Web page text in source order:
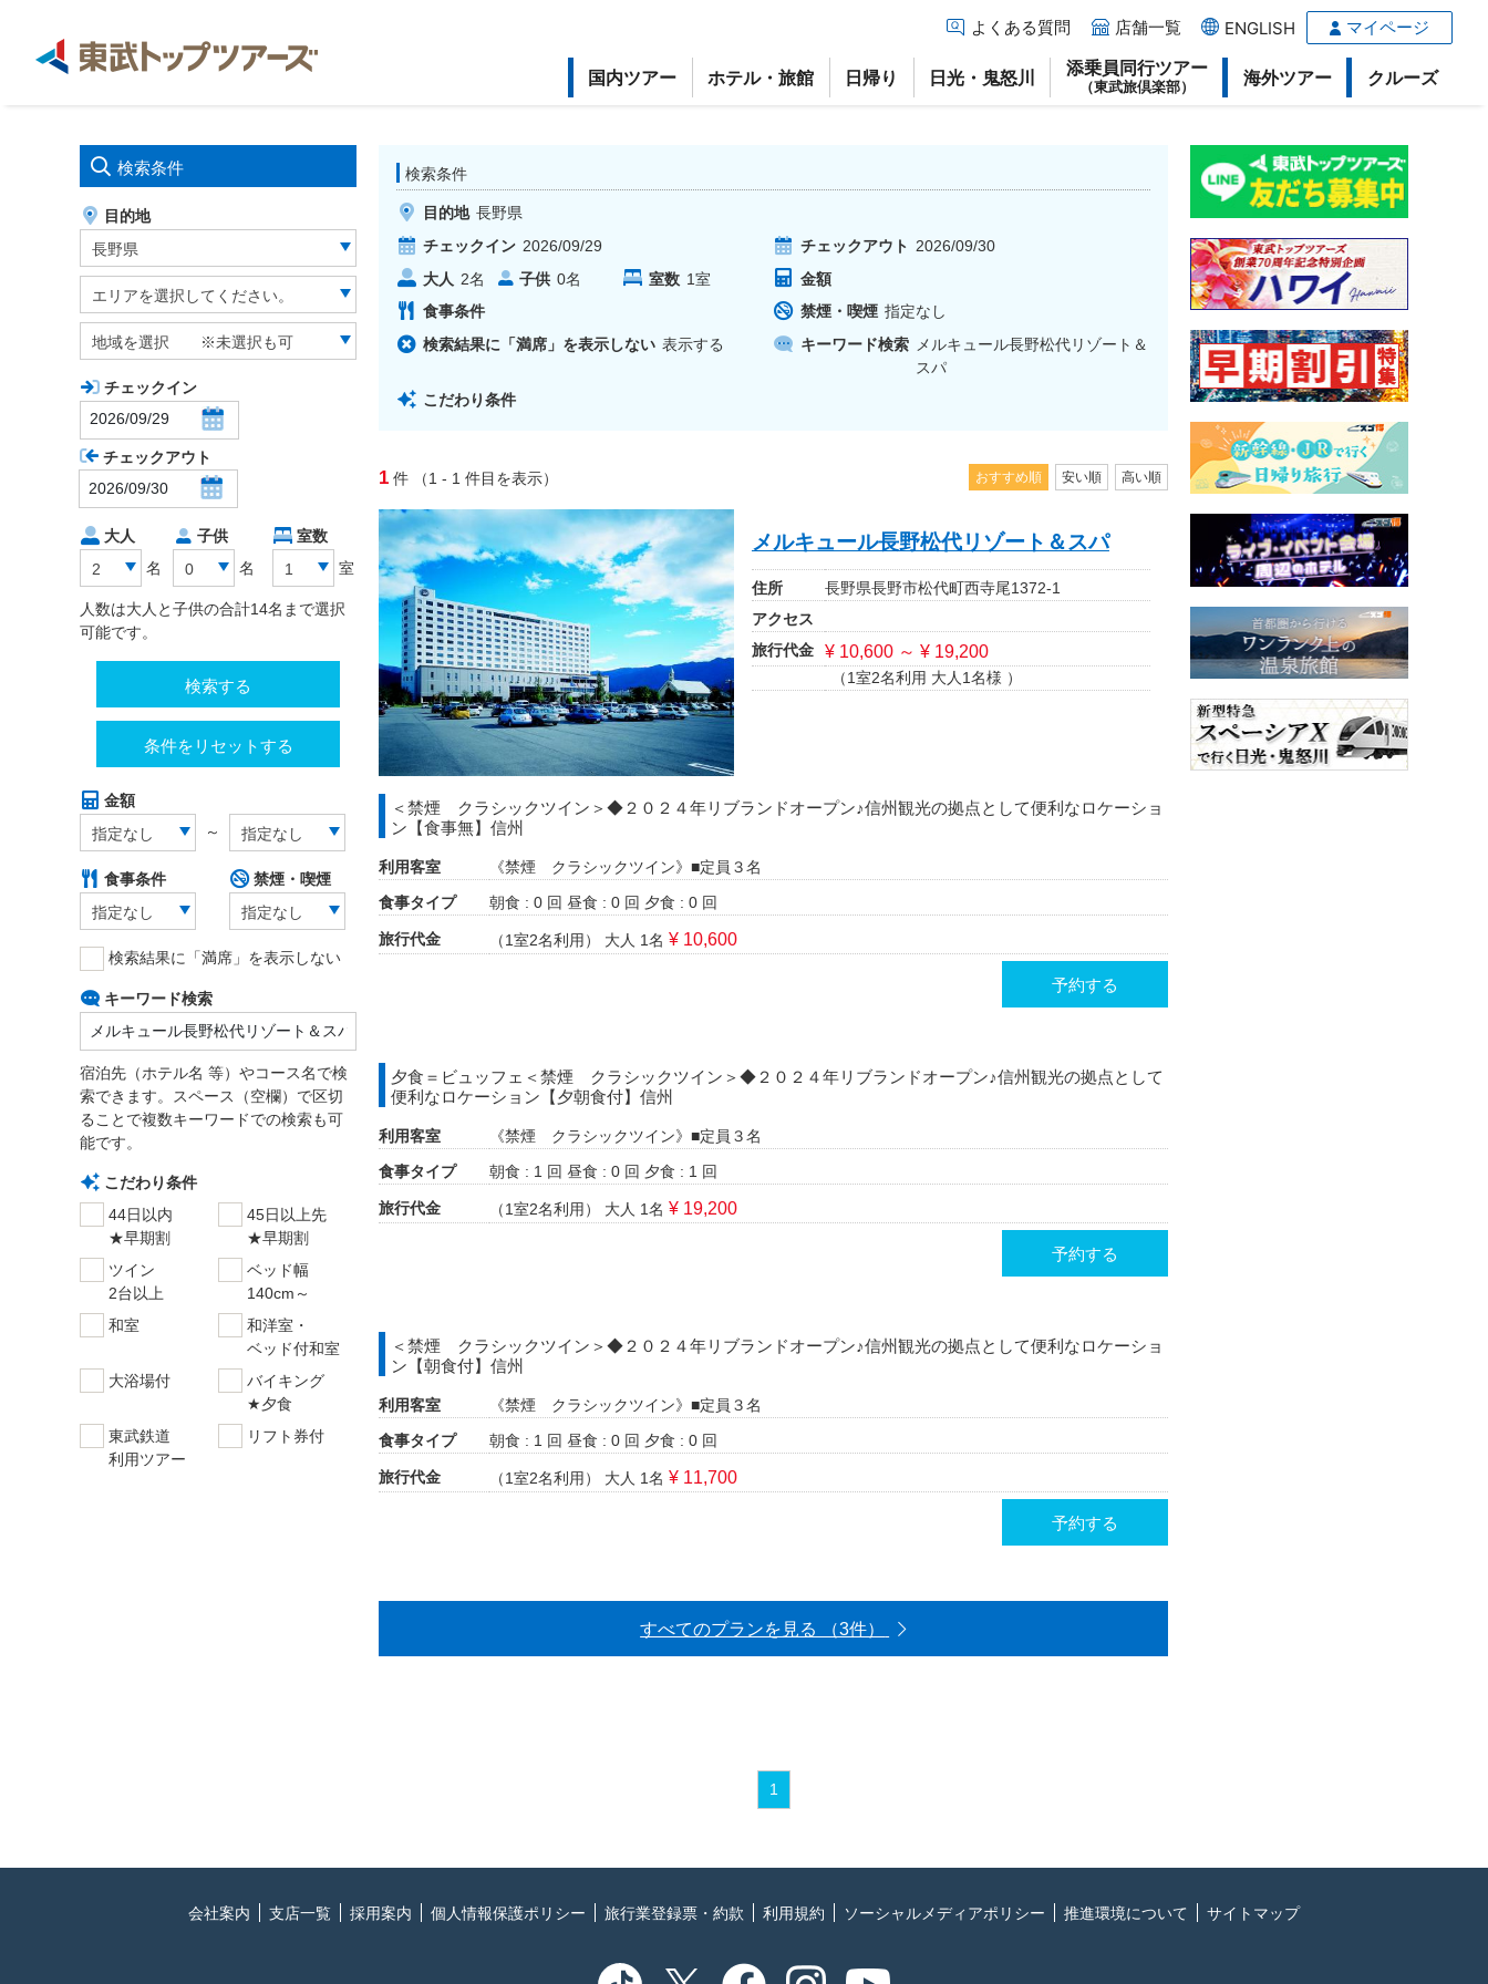
よくある質問 店舗一覧 ENGLISH マイページ
国内ツアー ホテル・旅館 日帰り 日光・鬼怒川 添乗員同行ツアー
（東武旅倶楽部） 海外ツアー クルーズ
検索条件
目的地
長野県
エリアを選択してください。
地域を選択 ※未選択も可
チェックイン
チェックアウト
大人
2
名
子供
0
名
室数
1
室
人数は大人と子供の合計14名まで選択
可能です。
検索する
条件をリセットする
金額
指定なし
～ 指定なし
食事条件
指定なし
禁煙・喫煙
指定なし
検索結果に「満席」を表示しない
キーワード検索
宿泊先（ホテル名 等）やコース名で検
索できます。スペース（空欄）で区切
ることで複数キーワードでの検索も可
能です。
こだわり条件
44日以内
★早期割
45日以上先
★早期割
ツイン
2台以上
ベッド幅
140cm～
和室
和洋室・
ベッド付和室
大浴場付
バイキング
★夕食
東武鉄道
利用ツアー
リフト券付
検索条件
目的地 長野県
チェックイン 2026/09/29 チェックアウト 2026/09/30
大人 2名 子供 0名 室数 1室
金額
食事条件
禁煙・喫煙 指定なし
検索結果に「満席」を表示しない 表示する キーワード検索
メルキュール長野松代リゾート＆
スパ
こだわり条件
1 件 （1 - 1 件目を表示） おすすめ順 安い順 高い順
メルキュール長野松代リゾート＆スパ
住所
長野県長野市松代町西寺尾1372-1
アクセス
旅行代金
¥ 10,600 ～ ¥ 19,200
（1室2名利用 大人1名様 ）
＜禁煙 クラシックツイン＞◆２０２４年リブランドオープン♪信州観光の拠点として便利なロケーショ
ン【食事無】信州
利用客室
《禁煙 クラシックツイン》■定員３名
食事タイプ
朝食 : 0 回 昼食 : 0 回 夕食 : 0 回
旅行代金 （1室2名利用） 大人 1名 ¥ 10,600
予約する
夕食＝ビュッフェ＜禁煙 クラシックツイン＞◆２０２４年リブランドオープン♪信州観光の拠点として
便利なロケーション【夕朝食付】信州
利用客室
《禁煙 クラシックツイン》■定員３名
食事タイプ
朝食 : 1 回 昼食 : 0 回 夕食 : 1 回
旅行代金 （1室2名利用） 大人 1名 ¥ 19,200
予約する
＜禁煙 クラシックツイン＞◆２０２４年リブランドオープン♪信州観光の拠点として便利なロケーショ
ン【朝食付】信州
利用客室
《禁煙 クラシックツイン》■定員３名
食事タイプ
朝食 : 1 回 昼食 : 0 回 夕食 : 0 回
旅行代金 （1室2名利用） 大人 1名 ¥ 11,700
予約する
すべてのプランを見る （3件）
1
会社案内 支店一覧 採用案内 個人情報保護ポリシー 旅行業登録票・約款 利用規約 ソーシャルメディアポリシー 推進環境について サイトマップ